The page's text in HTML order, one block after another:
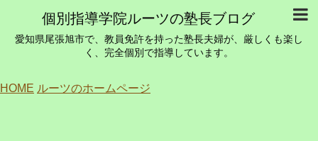
個別指導学院ルーツの塾長ブログ
愛知県尾張旭市で、教員免許を持った塾長夫婦が、厳しくも楽し
く、完全個別で指導しています。
HOME ルーツのホームページ